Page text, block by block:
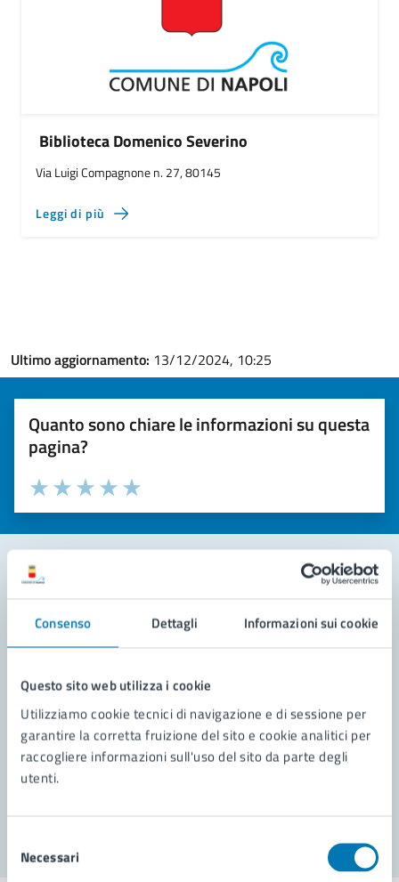
Consenso Dettagli Informazioni sui cookie
Questo sito web utilizza i cookie
Utilizziamo cookie tecnici di navigazione e di sessione per
garantire la corretta fruizione del sito e cookie analitici per
raccogliere informazioni sull'uso del sito da parte degli
utenti.
delNecessari
Biblioteca Domenico Severino
Via Luigi Compagnone n. 27, 80145
Leggi di più
Ultimo aggiornamento: 13/12/2024, 10:25
Quanto sono chiare le informazioni su questa
pagina?
Valuta la chiarezza delle informazioni (da 1 a 5 stelle)
Seleziona il numero di stelle per valutare la chiarezza delle
Valuta 5 stelle su 5
Valuta 4 stelle su 5
Valuta 3 stelle su 5
Valuta 2 stelle su 5
Valuta 1 stelle su 5
Leggi le domande frequenti
Richiedi assistenza
Prenota appuntamento
Problemi in città